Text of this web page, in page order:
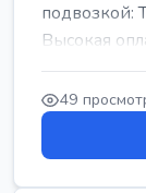
подвозкой:
Высокая
...
49